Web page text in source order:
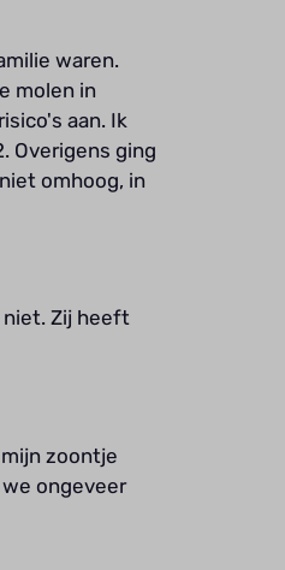
waren.
molen in
aan. Ik
Overigens ging
omhoog, in
niet. Zij heeft
zoontje
ongeveer